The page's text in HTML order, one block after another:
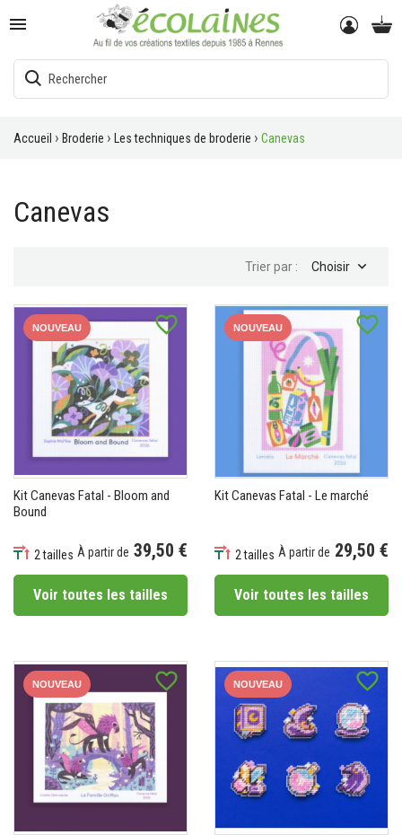

Accueil Broderie Les techniques de broderie Canevas
Canevas
Trier par : Choisir 
favorite_border
NOUVEAU
Kit Canevas Fatal - Bloom and
Bound
2 tailles À partir de 39,50 €
Voir toutes les tailles
favorite_border
NOUVEAU
Kit Canevas Fatal - Le marché
2 tailles À partir de 29,50 €
Voir toutes les tailles
favorite_border
NOUVEAU favorite_border
NOUVEAU